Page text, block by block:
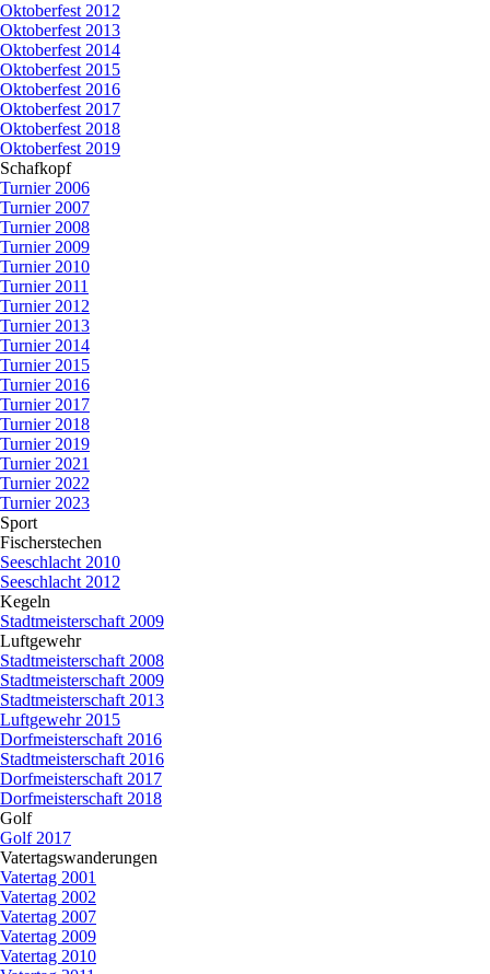
Oktoberfest 2012
Oktoberfest 2013
Oktoberfest 2014
Oktoberfest 2015
Oktoberfest 2016
Oktoberfest 2017
Oktoberfest 2018
Oktoberfest 2019
Schafkopf▼
Turnier 2006
Turnier 2007
Turnier 2008
Turnier 2009
Turnier 2010
Turnier 2011
Turnier 2012
Turnier 2013
Turnier 2014
Turnier 2015
Turnier 2016
Turnier 2017
Turnier 2018
Turnier 2019
Turnier 2021
Turnier 2022
Turnier 2023
Sport
Fischerstechen
Seeschlacht 2010
Seeschlacht 2012
Kegeln
Stadtmeisterschaft 2009
Luftgewehr▼
Stadtmeisterschaft 2008
Stadtmeisterschaft 2009
Stadtmeisterschaft 2013
Luftgewehr 2015
Dorfmeisterschaft 2016
Stadtmeisterschaft 2016
Dorfmeisterschaft 2017
Dorfmeisterschaft 2018
Golf▼
Golf 2017
Vatertagswanderungen
Vatertag 2001
Vatertag 2002
Vatertag 2007
Vatertag 2009
Vatertag 2010